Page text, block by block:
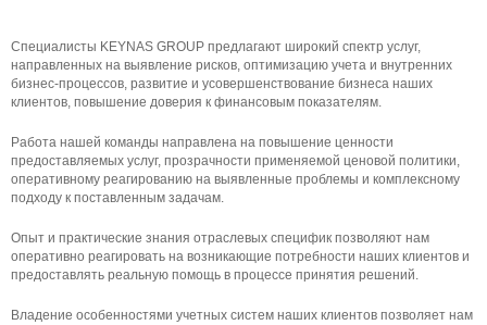
Специалисты KEYNAS GROUP предлагают широкий спектр услуг,
направленных на выявление рисков, оптимизацию учета и внутренних
бизнес-процессов, развитие и усовершенствование бизнеса наших
клиентов, повышение доверия к финансовым показателям.
Работа нашей команды направлена на повышение ценности
предоставляемых услуг, прозрачности применяемой ценовой политики,
оперативному реагированию на выявленные проблемы и комплексному
подходу к поставленным задачам.
Опыт и практические знания отраслевых специфик позволяют нам
оперативно реагировать на возникающие потребности наших клиентов и
предоставлять реальную помощь в процессе принятия решений.
Владение особенностями учетных систем наших клиентов позволяет нам